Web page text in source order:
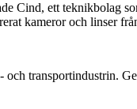
Cind, ett teknikbolag
kameror och linser
transportindustrin.